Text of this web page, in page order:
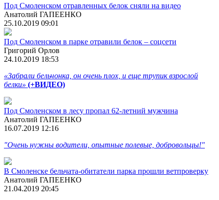
Под Смоленском отравленных белок сняли на видео
Анатолий ГАПЕЕНКО
25.10.2019 09:01
Под Смоленском в парке отравили белок – соцсети
Григорий Орлов
24.10.2019 18:53
«Забрали бельчонка, он очень плох, и еще трупик взрослой
белки» (+ВИДЕО)
Под Смоленском в лесу пропал 62-летний мужчина
Анатолий ГАПЕЕНКО
16.07.2019 12:16
"Очень нужны водители, опытные полевые, добровольцы!"
В Смоленске бельчата-обитатели парка прошли ветпроверку
Анатолий ГАПЕЕНКО
21.04.2019 20:45